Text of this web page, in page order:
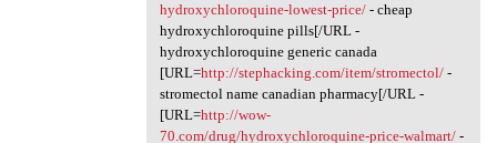
hydroxychloroquine-lowest-price/- cheap
hydroxychloroquine pills[/URL -
hydroxychloroquine generic canada
[URL=http://stephacking.com/item/stromectol/-
stromectol name canadian pharmacy[/URL -
[URL=http://wow-
70.com/drug/hydroxychloroquine-price-walmart/-